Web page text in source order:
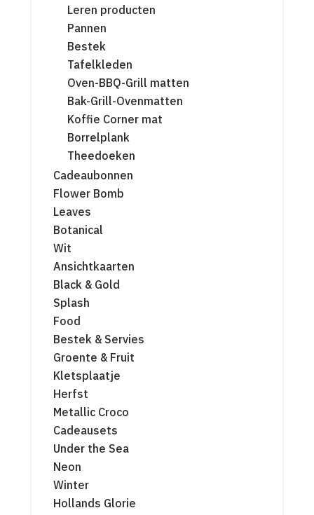
Leren producten
Pannen
Bestek
Tafelkleden
Oven-BBQ-Grill matten
Bak-Grill-Ovenmatten
Koffie Corner mat
Borrelplank
Theedoeken
Cadeaubonnen
Flower Bomb
Leaves
Botanical
Wit
Ansichtkaarten
Black & Gold
Splash
Food
Bestek & Servies
Groente & Fruit
Kletsplaatje
Herfst
Metallic Croco
Cadeausets
Under the Sea
Neon
Winter
Hollands Glorie